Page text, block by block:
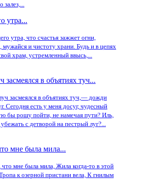
залез,...
утра...
утра, что счастья зажжет огни,
мужайся и чистоту храни. Будь и в цепях
храм, устремленный ввысь,...
в объятиях туч...
засмеялся в объятиях туч,— дожди
Сегодня есть у меня досуг, чудесный
бы рощу пойти, не намечая пути? Иль,
с детворой на пестрый луг?...
мне была мила...
мне была мила, Жила когда-то в этой
к озерной пристани вела, К гнилым